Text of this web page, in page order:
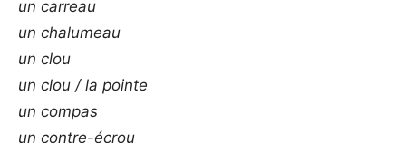
un carreau
un chalumeau
un clou
un clou / la pointe
un compas
un contre-écrou